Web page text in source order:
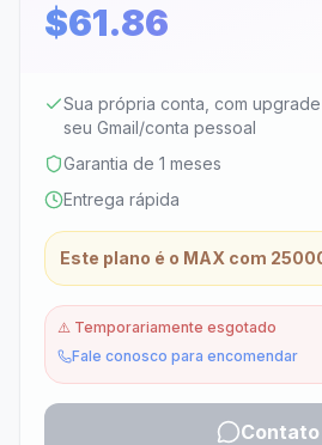
$61.86
Sua própria conta, com
seu Gmail/conta pessoal
Garantia de 1 meses
Entrega rápida
Este plano é o MAX com
⚠️ Temporariamente esgotado
Fale conosco para encomendar
Contato